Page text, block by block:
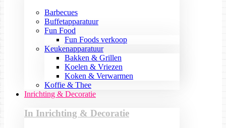
Barbecues
Buffetapparatuur
Fun Food
Fun Foods verkoop
Keukenapparatuur
Bakken & Grillen
Koelen & Vriezen
Koken & Verwarmen
Koffie & Thee
Inrichting & Decoratie
In Inrichting & Decoratie